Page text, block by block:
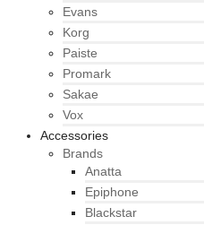
Evans
Korg
Paiste
Promark
Sakae
Vox
Accessories
Brands
Anatta
Epiphone
Blackstar